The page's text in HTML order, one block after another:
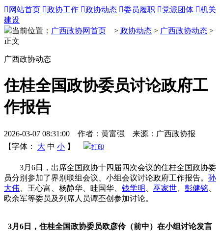
 网站首页 政协工作 政协动态 委员履职 党派团体 机关
建设
当前位置： 广西政协网首页 > 政协动态 > 广西政协动态 >
正文
广西政协动态
住桂全国政协委员讨论政府工
作报告
2026-03-07 08:31:00 作者：黄富强 来源：广西政协报
【字体：
大 中 小 】 打印
3月6日，出席全国政协十四届四次会议的住桂全国政协委
员分别参加了界别联组会议、小组会议讨论政府工作报告。 孙
大伟 、王心富、杨静华、眭国华、 钱学明 巫家世 彭健铭
欧余军等委员及列席人员谭丕创参加讨论。
3月6日，住桂全国政协委员欧彦伶（前中）在小组讨论发言